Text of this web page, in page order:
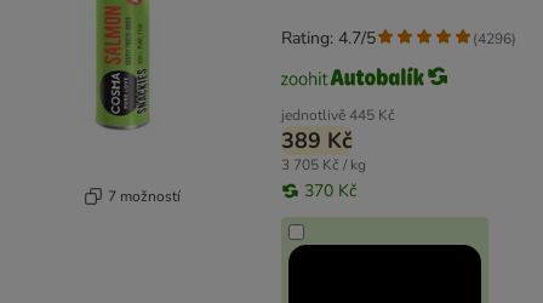
7 možností
jednotlivě445 Kč
389 Kč
3 705 Kč / kg
370 Kč
Rating: 4.7/5 (4296)